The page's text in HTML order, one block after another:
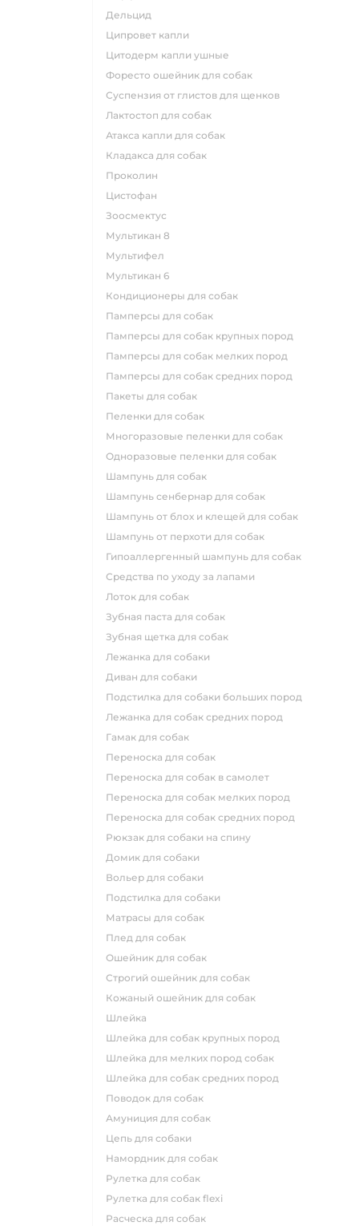
дельцид
ципровет капли
цитодерм капли ушные
форесто ошейник для собак
суспензия от глистов для щенков
лактостоп для собак
атакса капли для собак
кладакса для собак
проколин
цистофан
зоосмектус
мультикан 8
мультифел
мультикан 6
кондиционеры для собак
памперсы для собак
памперсы для собак крупных пород
памперсы для собак мелких пород
памперсы для собак средних пород
пакеты для собак
пеленки для собак
многоразовые пеленки для собак
одноразовые пеленки для собак
шампунь для собак
шампунь сенбернар для собак
шампунь от блох и клещей для собак
шампунь от перхоти для собак
гипоаллергенный шампунь для собак
средства по уходу за лапами
лоток для собак
зубная паста для собак
зубная щетка для собак
лежанка для собаки
диван для собаки
подстилка для собаки больших пород
лежанка для собак средних пород
гамак для собак
переноска для собак
переноска для собак в самолет
переноска для собак мелких пород
переноска для собак средних пород
рюкзак для собаки на спину
домик для собаки
вольер для собаки
подстилка для собаки
матрасы для собак
плед для собак
ошейник для собак
строгий ошейник для собак
кожаный ошейник для собак
шлейка
шлейка для собак крупных пород
шлейка для мелких пород собак
шлейка для собак средних пород
поводок для собак
амуниция для собак
цепь для собаки
намордник для собак
рулетка для собак
рулетка для собак flexi
расческа для собак